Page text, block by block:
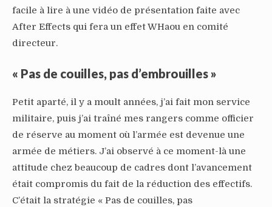
facile à lire à une vidéo de présentation faite avec
After Effects qui fera un effet WHaou en comité
directeur.
« Pas de couilles, pas d’embrouilles »
Petit aparté, il y a moult années, j’ai fait mon service
militaire, puis j’ai traîné mes rangers comme officier
de réserve au moment où l’armée est devenue une
armée de métiers. J’ai observé à ce moment-là une
attitude chez beaucoup de cadres dont l’avancement
était compromis du fait de la réduction des effectifs.
C’était la stratégie « Pas de couilles, pas